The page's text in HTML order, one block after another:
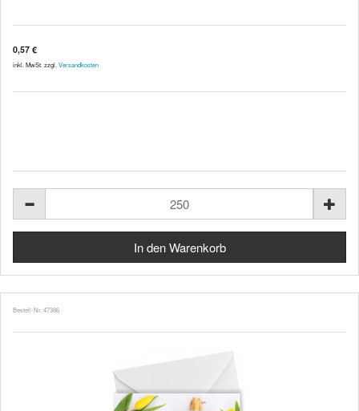
0,57 €
inkl. MwSt. zzgl. Versandkosten
Bestell-Nr. 47386